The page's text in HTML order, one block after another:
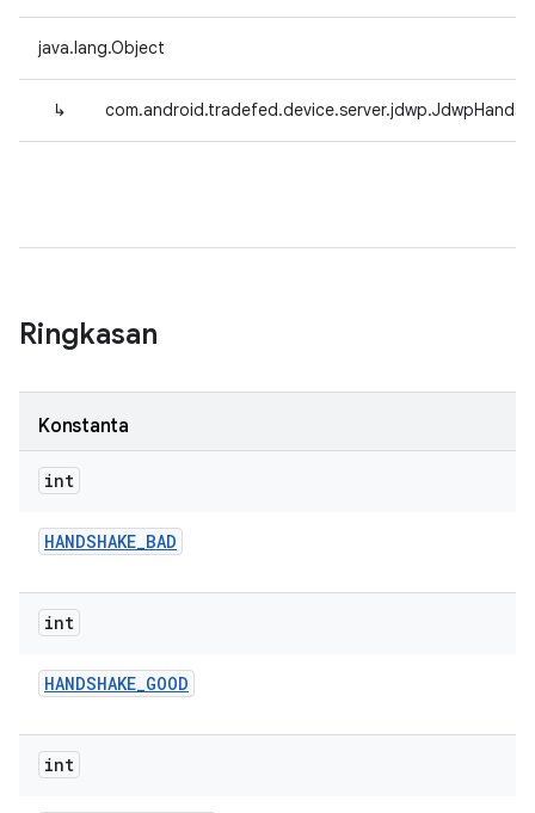
java.lang.Object
↳
Ringkasan
Konstanta
int
HANDSHAKE_BAD
int
HANDSHAKE_GOOD
int